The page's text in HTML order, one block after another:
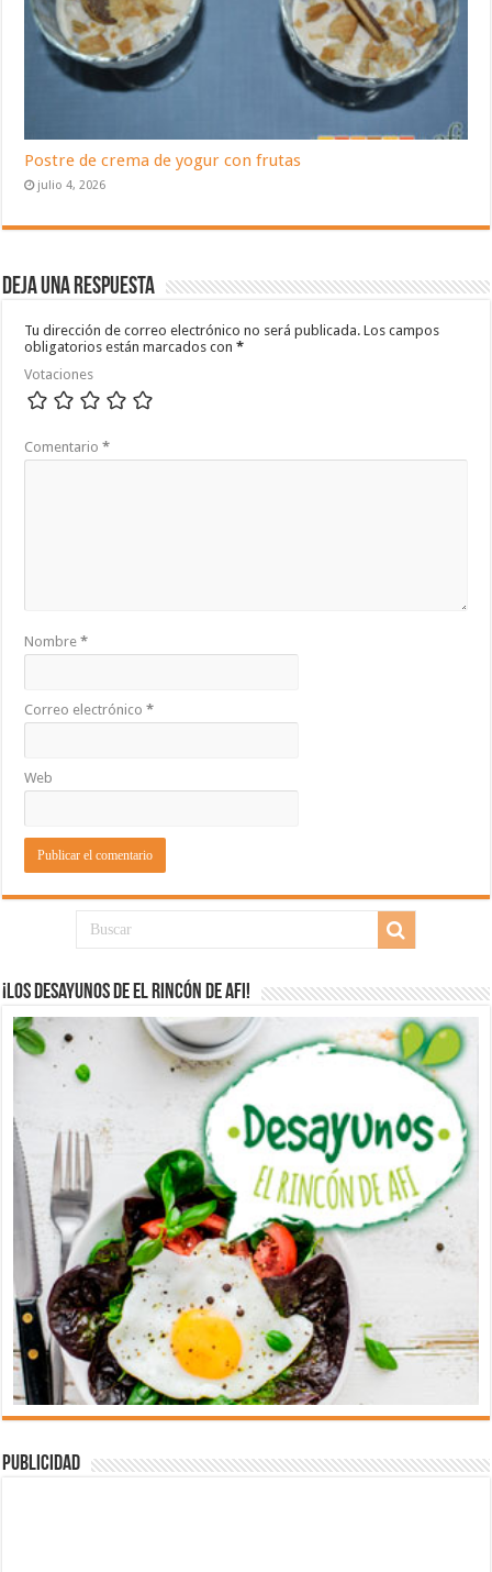
Postre de crema de yogur con frutas
julio 4, 2026
Deja una respuesta
Tu dirección de correo electrónico no será publicada. Los campos
obligatorios están marcados con*
Votaciones
Comentario*
Nombre*
Correo electrónico*
Web
¡Los desayunos de El Rincón de Afi!
Publicidad